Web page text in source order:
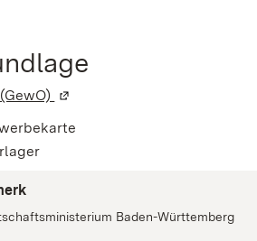
(Wird in einem neuen Fenster
Baden-Württemberg